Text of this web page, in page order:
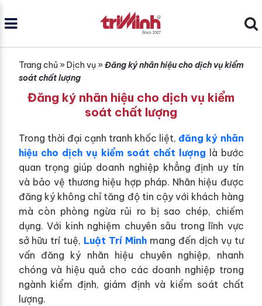
Trang chủ» Dịch vụ» Đăng ký nhãn hiệu cho dịch vụ kiểm
soát chất lượng
Đăng ký nhãn hiệu cho dịch vụ kiểm
soát chất lượng
Trong thời đại cạnh tranh khốc liệt,đăng ký nhãn
hiệu cho dịch vụ kiểm soát chất lượng là bước
quan trọng giúp doanh nghiệp khẳng định uy tín
và bảo vệ thương hiệu hợp pháp. Nhãn hiệu được
đăng ký không chỉ tăng độ tin cậy với khách hàng
mà còn phòng ngừa rủi ro bị sao chép, chiếm
dụng. Với kinh nghiệm chuyên sâu trong lĩnh vực
sở hữu trí tuệ, Luật Trí Minhmang đến dịch vụ tư
vấn đăng ký nhãn hiệu chuyên nghiệp, nhanh
chóng và hiệu quả cho các doanh nghiệp trong
ngành kiểm định, giám định và kiểm soát chất
lượng.